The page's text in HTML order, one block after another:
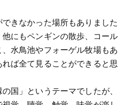
きなかった場所もありました
にもペンギンの散歩、コール
水鳥池やフォーゲル牧場もあ
ば全て見ることができると思
国」というテーマでしたが、